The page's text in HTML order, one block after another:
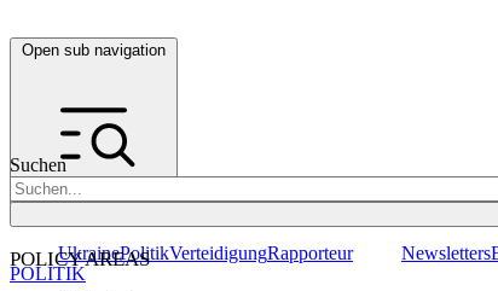
Open sub navigation
Suchen
POLICY AREAS
UkrainePolitikVerteidigungRapporteur Newsletters
POLITIK